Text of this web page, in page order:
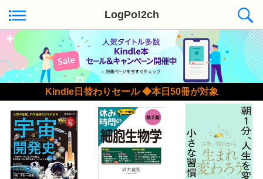
LogPo!2ch
Kindle日替わりセール ◆本日50冊が対象